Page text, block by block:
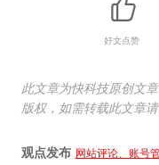
好文点赞
此文章为快科技原创文
版权，如需转载此文章
观点发布 网站评论、账号